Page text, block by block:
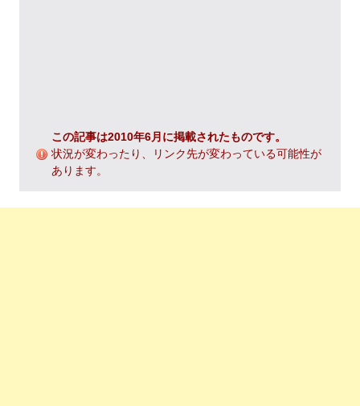
この記事は2010年6月に掲載されたものです。
状況が変わったり、リンク先が変わっている可能性が
あります。